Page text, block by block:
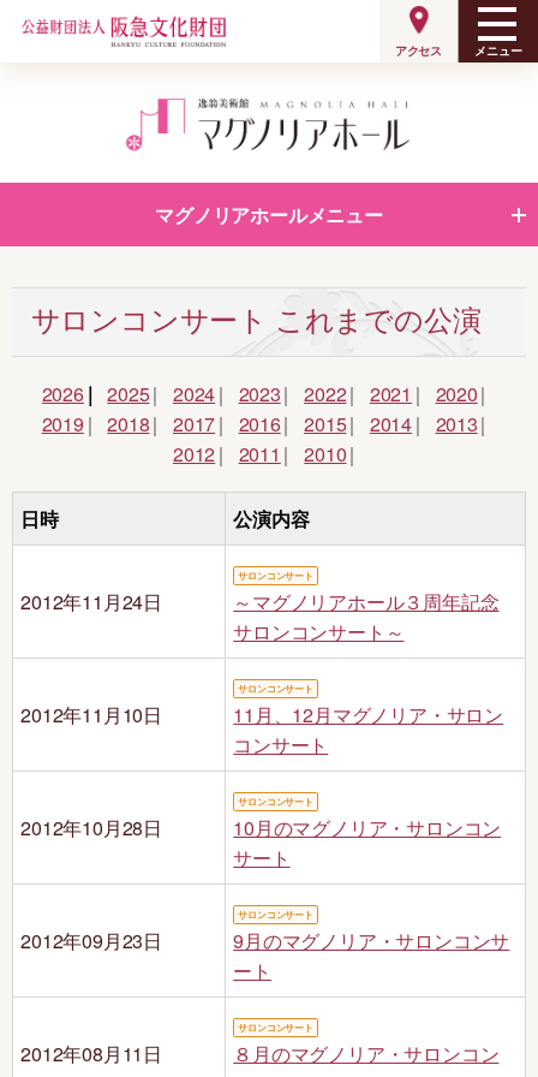
アクセス メニュー
マグノリアホールメニュー
ラインナップ
主催公演
ご利用状況
サロンコンサート これまでの公演
2026 2025 2024 2023 2022 2021
2020
2019
2018 2017 2016 2015 2014
2013
2012
2011 2010
日時 公演内容
2012年11月24日
サロンコンサート
～マグノリアホール３周年記念
サロンコンサート～
2012年11月10日
サロンコンサート
11月、12月マグノリア・サロン
コンサート
2012年10月28日
サロンコンサート
10月のマグノリア・サロンコン
サート
2012年09月23日
サロンコンサート
9月のマグノリア・サロンコンサ
ート
2012年08月11日
サロンコンサート
８月のマグノリア・サロンコン